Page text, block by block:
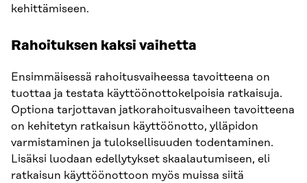
kehittämiseen.
Rahoituksen kaksi vaihetta
Ensimmäisessä rahoitusvaiheessa tavoitteena on
tuottaa ja testata käyttöönottokelpoisia ratkaisuja.
Optiona tarjottavan jatkorahoitusvaiheen tavoitteena
on kehitetyn ratkaisun käyttöönotto, ylläpidon
varmistaminen ja tuloksellisuuden todentaminen.
Lisäksi luodaan edellytykset skaalautumiseen, eli
ratkaisun käyttöönottoon myös muissa siitä